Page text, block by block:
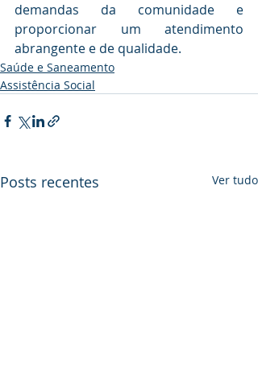
demandas da comunidade e
proporcionar um atendimento
abrangente e de qualidade.
Saúde e Saneamento
Assistência Social
Posts recentes Ver tudo